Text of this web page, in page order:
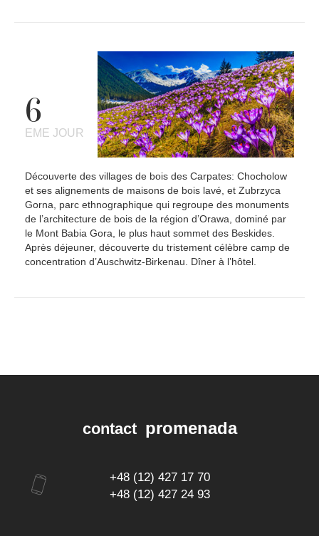
6
EME JOUR
Découverte des villages de bois des Carpates: Chocholow
et ses alignements de maisons de bois lavé, et Zubrzyca
Gorna, parc ethnographique qui regroupe des monuments
de l’architecture de bois de la région d’Orawa, dominé par
le Mont Babia Gora, le plus haut sommet des Beskides.
Après déjeuner, découverte du tristement célèbre camp de
concentration d’Auschwitz-Birkenau. Dîner à l’hôtel.
contactpromenada
+48 (12) 427 17 70
+48 (12) 427 24 93